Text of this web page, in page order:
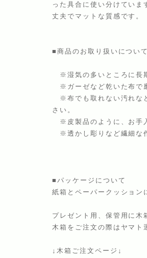
った具合に使い分けていま
丈夫でマットな質感です。
■商品のお取り扱いについて
※湿気の多いところに長
※ガーゼなど乾いた布で
※布でも取れない汚れな
さい。
※皮製品のように、お手
※透かし彫りなど繊細な
■パッケージについて
紙箱とペーパークッション
プレゼント用、保管用に木
木箱をご注文の際はヤマト
↓木箱ご注文ページ↓